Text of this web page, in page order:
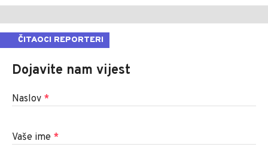
ČITAOCI REPORTERI
Dojavite nam vijest
Naslov *
Vaše ime *